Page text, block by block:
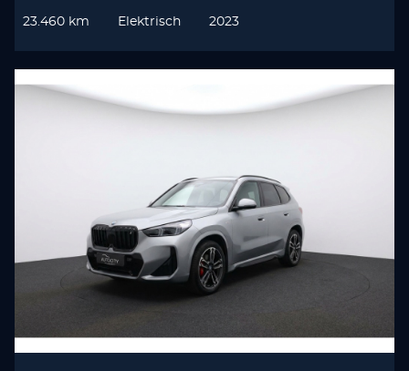
23.460 km Elektrisch 2023